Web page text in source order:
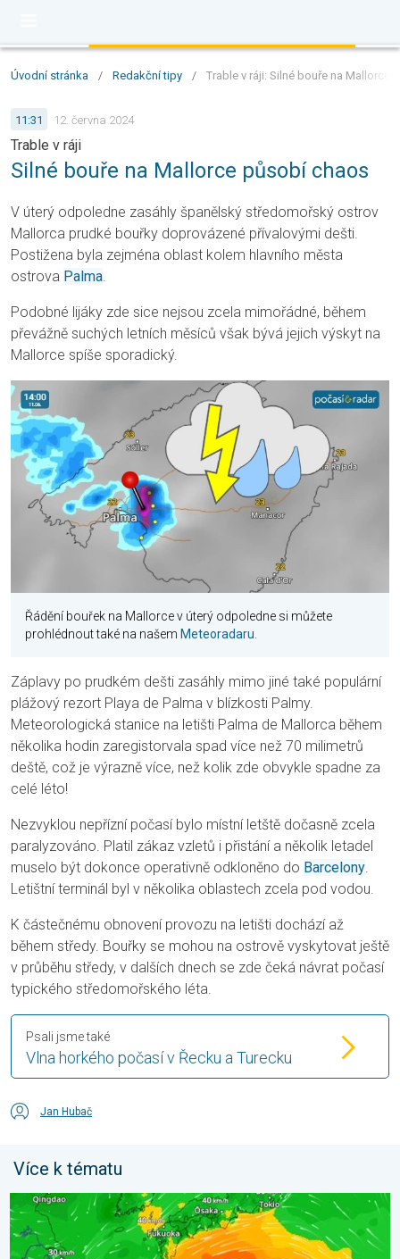
Úvodní stránka / Redakční tipy / Trable v ráji: Silné bouře na Mallorce
11:31 12. června 2024
Trable v ráji
Silné bouře na Mallorce působí chaos
V úterý odpoledne zasáhly španělský středomořský ostrov
Mallorca prudké bouřky doprovázené přívalovými dešti.
Postižena byla zejména oblast kolem hlavního města
ostrova Palma.
Podobné lijáky zde sice nejsou zcela mimořádné, během
převážně suchých letních měsíců však bývá jejich výskyt na
Mallorce spíše sporadický.
Řádění bouřek na Mallorce v úterý odpoledne si můžete
prohlédnout také na našem Meteoradaru
Záplavy po prudkém dešti zasáhly mimo jiné také populární
plážový rezort Playa de Palma v blízkosti Palmy.
Meteorologická stanice na letišti Palma de Mallorca během
několika hodin zaregistorvala spad více než 70 milimetrů
deště, což je výrazně více, než kolik zde obvykle spadne za
celé léto!
Nezvyklou nepřízní počasí bylo místní letště dočasně zcela
paralyzováno. Platil zákaz vzletů i přistání a několik letadel
muselo být dokonce operativně odkloněno do Barcelony.
Letištní terminál byl v několika oblastech zcela pod vodou.
K částečnému obnovení provozu na letišti dochází až
během středy. Bouřky se mohou na ostrově vyskytovat ještě
v průběhu středy, v dalších dnech se zde čeká návrat počasí
typického středomořského léta.
Vlna horkého počasí v Řecku a Turecku
Psali jsme také
Jan Hubač
Více k tématu
Japonsko se připravuje na tajfun Dolphin. Obavy ze sesuvů